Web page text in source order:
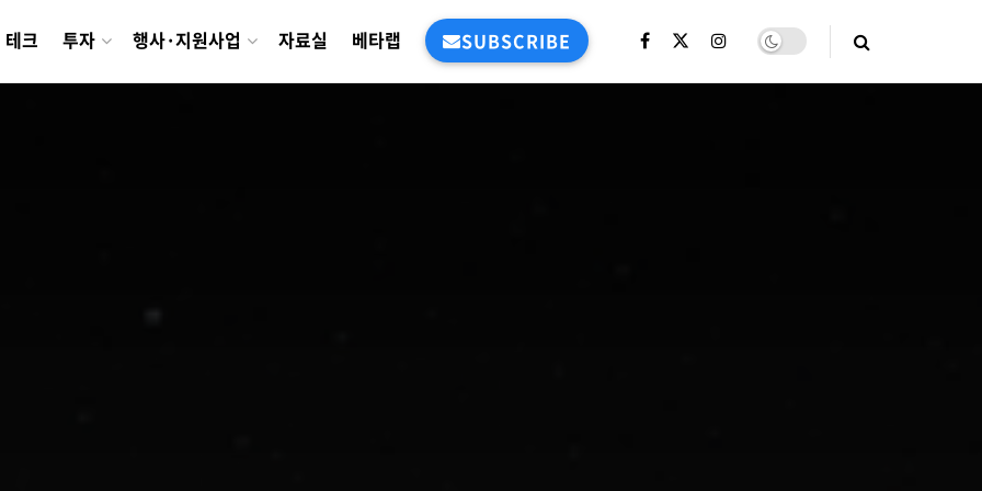
테크 투자 행사·지원사업 자료실 베타랩 SUBSCRIBE